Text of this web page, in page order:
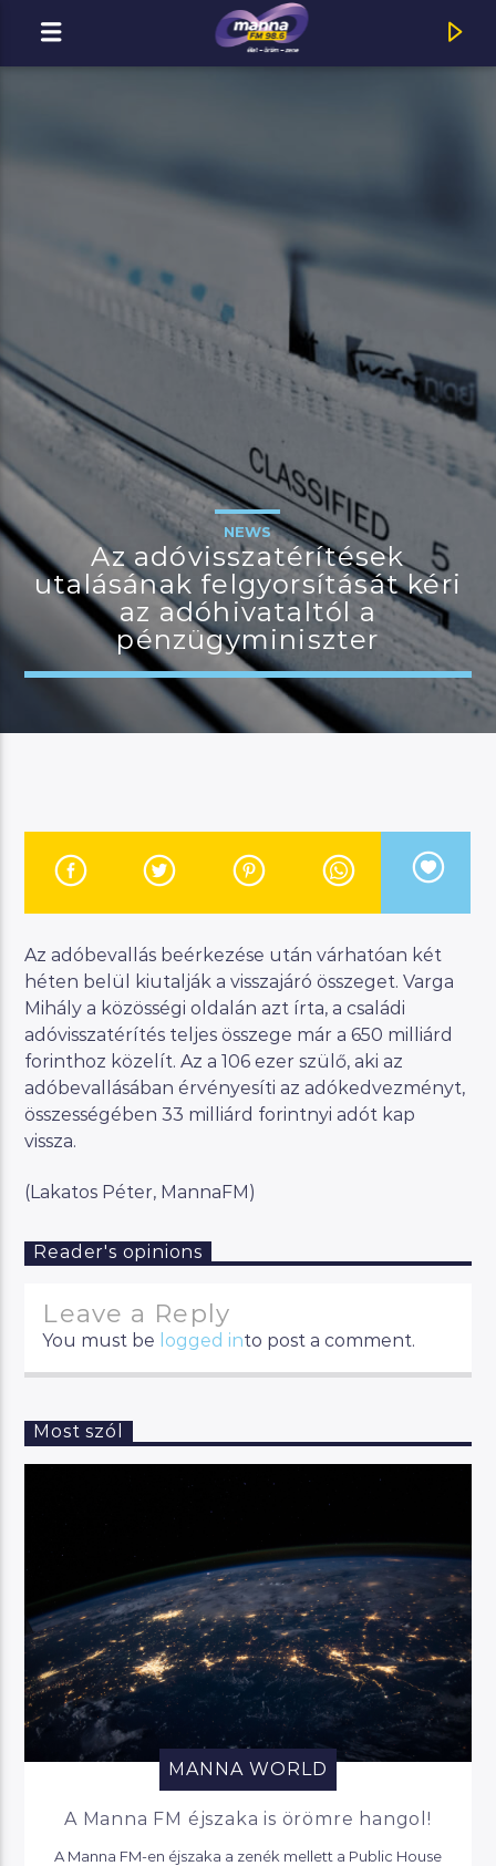
MOST ADÁSBAN
MannaFM
JELENLEGI MŰSOR
MANNA WORLD
00:00 06:00
Manna FM
NEWS
Az adóvisszatérítések
utalásának felgyorsítását kéri
az adóhivataltól a
pénzügyminiszter
Az adóbevallás beérkezése után várhatóan két
héten belül kiutalják a visszajáró összeget. Varga
Mihály a közösségi oldalán azt írta, a családi
adóvisszatérítés teljes összege már a 650 milliárd
forinthoz közelít. Az a 106 ezer szülő, aki az
adóbevallásában érvényesíti az adókedvezményt,
összességében 33 milliárd forintnyi adót kap
vissza.
(Lakatos Péter, MannaFM)
Reader's opinions
Leave a Reply
You must be logged into post a comment.
Most szól
MANNA WORLD
A Manna FM éjszaka is örömre hangol!
A Manna FM-en éjszaka a zenék mellett a Public House